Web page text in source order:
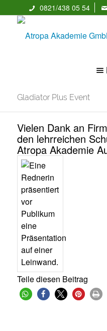
0821/438 05 54
Gladiator Plus Event
Vielen Dank an
den lehrreichen
Atropa Akademie
Teile diesen Beitrag